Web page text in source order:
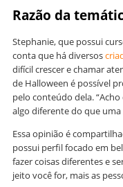
Razão da
Stephanie, que possui
conta que há diversos
difícil crescer e chamar
de Halloween é possível
pelo conteúdo dela.
algo diferente do que uma
Essa opinião é
possui perfil focado em
fazer coisas diferentes e
jeito você for, mais as